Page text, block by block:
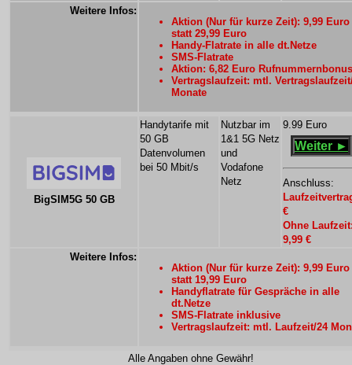
Weitere Infos:
Aktion (Nur für kurze Zeit): 9,99 Euro
statt 29,99 Euro
Handy-Flatrate in alle dt.Netze
SMS-Flatrate
Aktion: 6,82 Euro Rufnummernbonus
Vertragslaufzeit: mtl.
Monate
BigSIM5G 50 GB
Handytarife mit
50 GB
Datenvolumen
bei 50 Mbit/s
Nutzbar im
1&1 5G Netz
und
Vodafone
Netz
9.99 Euro
Weiter ►
Anschluss:
€
Ohne
9,99 €
Weitere Infos:
Aktion (Nur für kurze Zeit): 9,99 Euro
statt 19,99 Euro
Handyflatrate für Gespräche in alle
dt.Netze
SMS-Flatrate inklusive
Vertragslaufzeit: mtl. Laufzeit/24
Alle Angaben ohne Gewähr!